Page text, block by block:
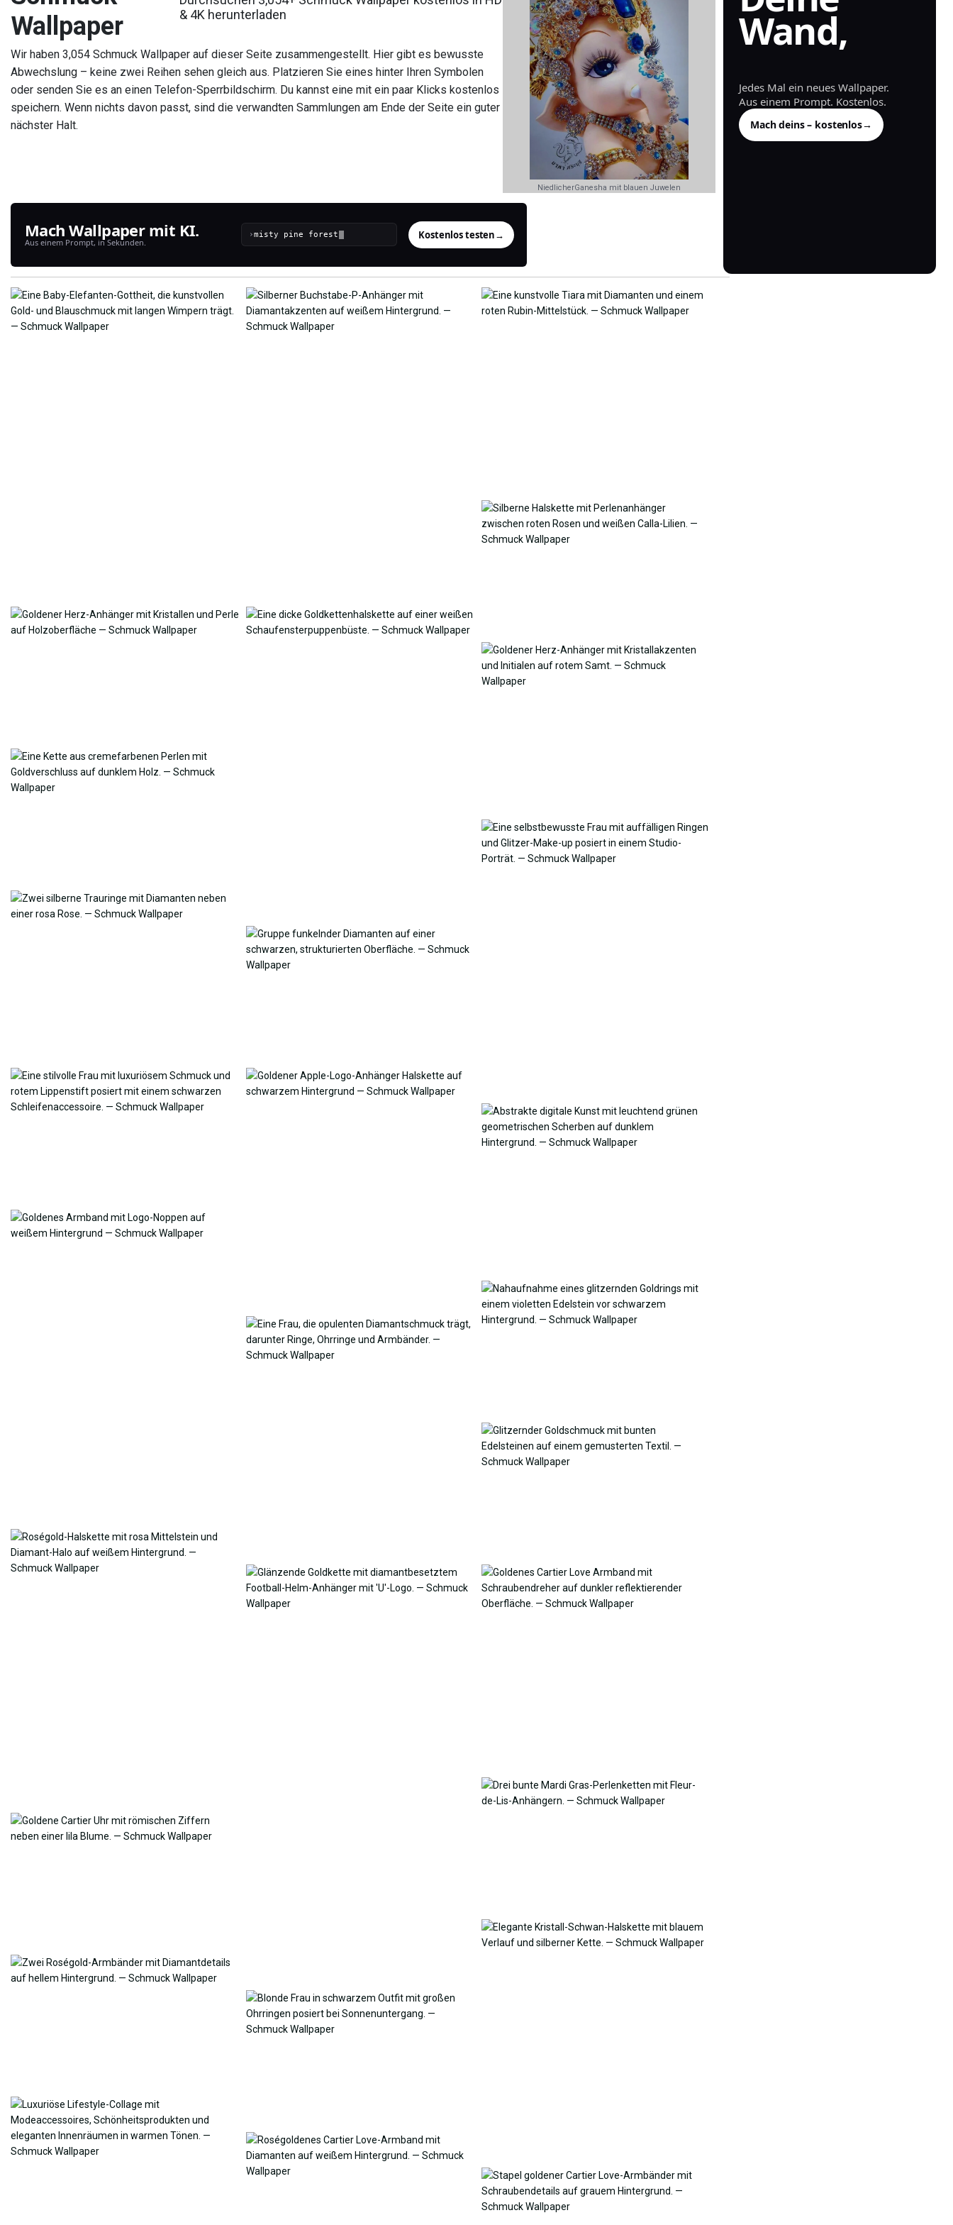
Wallpaper
& 4K herunterladen
Wir haben 3,054 Schmuck Wallpaper auf dieser Seite zusammengestellt. Hier gibt es bewusste
Abwechslung – keine zwei Reihen sehen gleich aus. Platzieren Sie eines hinter Ihren Symbolen
oder senden Sie es an einen Telefon-Sperrbildschirm. Du kannst eine mit ein paar Klicks kostenlos
speichern. Wenn nichts davon passt, sind die verwandten Sammlungen am Ende der Seite ein guter
nächster Halt.
NiedlicherGanesha mit blauen Juwelen
Mach Wallpaper mit KI.
Aus einem Prompt, in Sekunden.
› Kostenlos testen→
Wand,
generiert.
Jedes Mal ein neues Wallpaper.
Aus einem Prompt. Kostenlos.
Mach deins – kostenlos→